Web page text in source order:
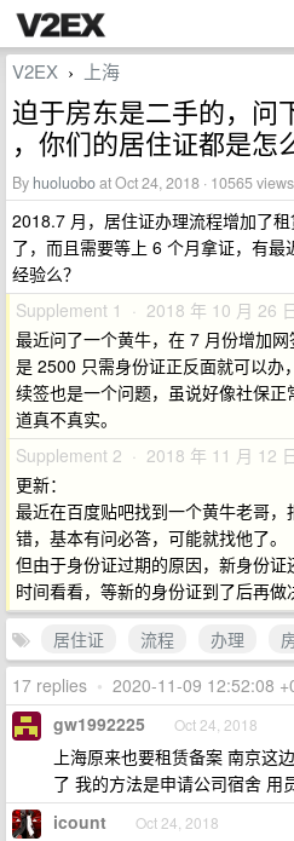
V2EX › 上海
迫于房东是二手的，问
，你们的居住证都是怎
By huoluoboat Oct 24, 2018 · 10565 views
2018.7 月，居住证办理流程增加了
了，而且需要等上 6 个月拿证，有
经验么？
Supplement 1 · 2018 年 10 月 26
最近问了一个黄牛，在 7 月份增加
是 2500 只需身份证正反面就可以办
续签也是一个问题，虽说好像社保
道真不真实。
Supplement 2 · 2018 年 11 月 12
更新：
最近在百度贴吧找到一个黄牛老哥
错，基本有问必答，可能就找他了。
但由于身份证过期的原因，新身份
时间看看，等新的身份证到了后再做
居住证
流程 办理
17 replies • 2020-11-09 12:52:08
gw1992225 Oct 24, 2018
上海原来也要租赁备案 南京这
了 我的方法是申请公司宿舍 用
icount Oct 24, 2018